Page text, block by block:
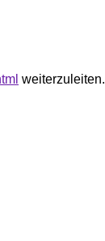
weiterzuleiten.